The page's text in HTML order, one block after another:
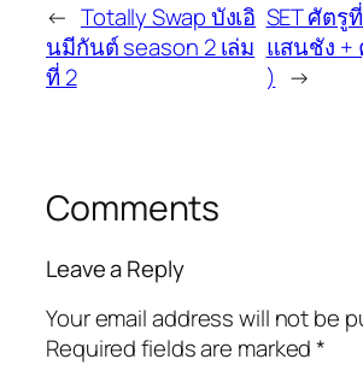
← Totally Swap บังเอิ
นมีกันต์ season 2 เล่ม
ที่ 2
SET ศัต
แสนชัง
) →
Comments
Leave a Reply
Your email address will not be
Required fields are marked*